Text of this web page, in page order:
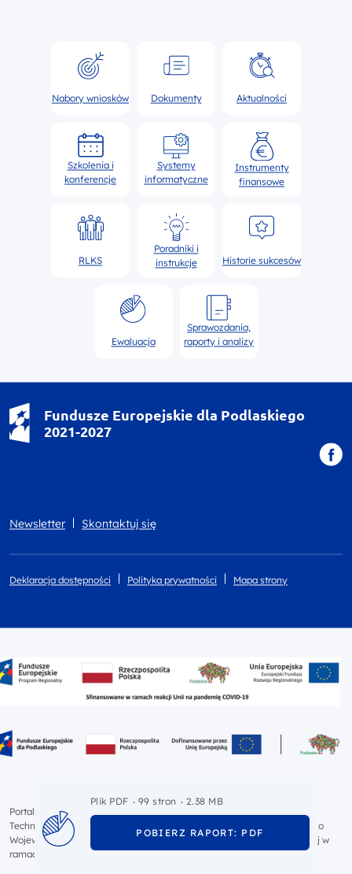
Plik PDF . 99 stron . 2.38 MB
POBIERZ RAPORT: PDF
Nabory wniosków Dokumenty Aktualności
Szkolenia i
konferencje
Systemy
informatyczne
Instrumenty
finansowe
RLKS
Poradniki i
instrukcje
Historie sukcesów
Ewaluacja
Sprawozdania,
raporty i analizy
Fundusze Europejskie dla Podlaskiego
2021-2027
Newsletter Skontaktuj się
Deklaracja dostępności Polityka prywatności Mapa strony
Portal współfinansowany przez Unię Europejską ze środków Pomocy
Technicznej React-EU w ramach Regionalnego Programu Operacyjnego
Województwa Podlaskiego na lata 2014-2020 oraz Pomocy Technicznej w
ramach programu Fundusze Europejskie dla Podlaskiego 2021-2027